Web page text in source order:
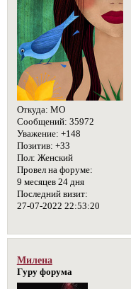
Откуда: МО
Сообщений: 35972
Уважение: +148
Позитив: +33
Пол: Женский
Провел на форуме:
9 месяцев 24 дня
Последний визит:
27-07-2022 22:53:20
Милена
Гуру форума